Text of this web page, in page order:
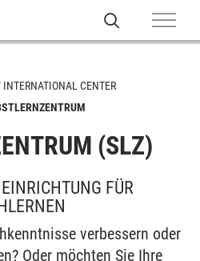
INTERNATIONAL CENTER
(SLZ)
FÜR
verbessern oder
Oder möchten Sie Ihre